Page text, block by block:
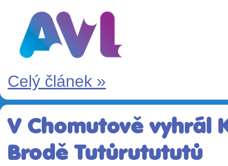
Celý článek »
V Chomutově vyhrál
Brodě Tutůrutututů